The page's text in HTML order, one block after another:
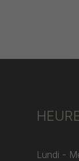
Lundi -